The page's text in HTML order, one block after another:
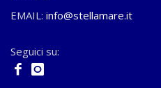
EMAIL: info@stellamare.it
Seguici su: